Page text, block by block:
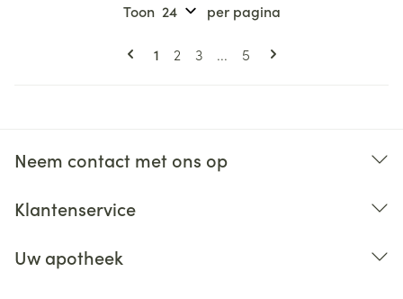
Pagina's
U lees momenteel pagina
1 Pagina
2 Pagina
3 ... Pagina
5
Toon per pagina
Neem contact met ons op
Klantenservice
Uw apotheek